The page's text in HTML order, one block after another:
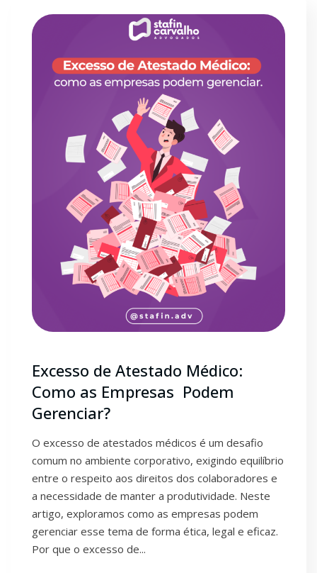
Excesso de Atestado Médico:
Como as Empresas Podem
Gerenciar?
O excesso de atestados médicos é um desafio
comum no ambiente corporativo, exigindo equilíbrio
entre o respeito aos direitos dos colaboradores e
a necessidade de manter a produtividade. Neste
artigo, exploramos como as empresas podem
gerenciar esse tema de forma ética, legal e eficaz.
Por que o excesso de...